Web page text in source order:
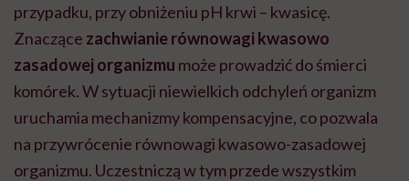
przypadku, przy obniżeniu pH krwi – kwasicę.
Znaczące zachwianie równowagi kwasowo
zasadowej organizmu może prowadzić do śmierci
komórek. W sytuacji niewielkich odchyleń organizm
uruchamia mechanizmy kompensacyjne, co pozwala
na przywrócenie równowagi kwasowo-zasadowej
organizmu. Uczestniczą w tym przede wszystkim